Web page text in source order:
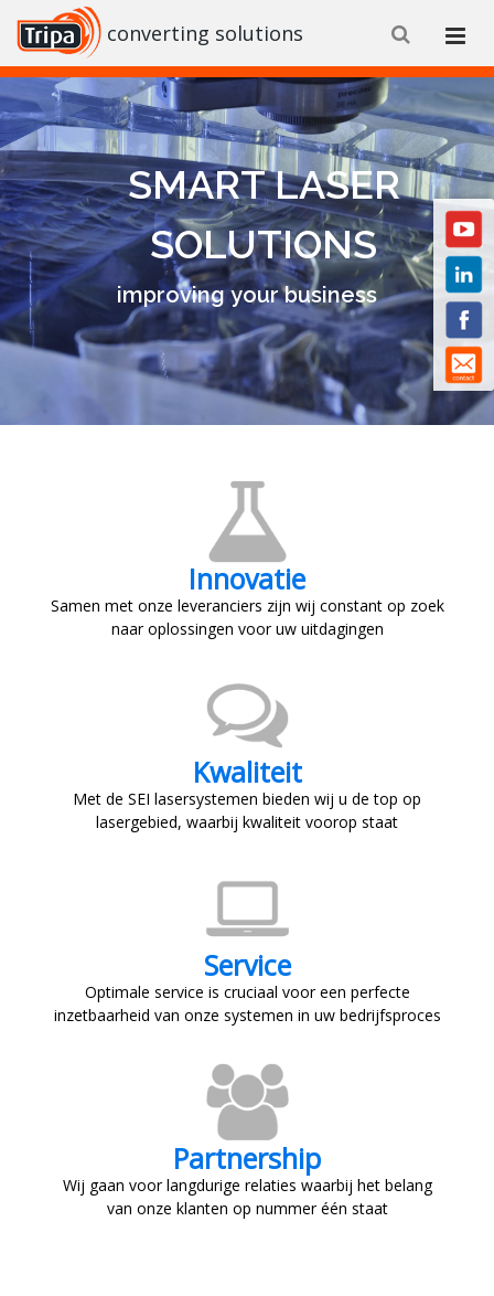
converting solutions
SMART LASER
SOLUTIONS
improving your business
Innovatie
Samen met onze leveranciers zijn wij constant op zoek
naar oplossingen voor uw uitdagingen
Kwaliteit
Met de SEI lasersystemen bieden wij u de top op
lasergebied, waarbij kwaliteit voorop staat
Service
Optimale service is cruciaal voor een perfecte
inzetbaarheid van onze systemen in uw bedrijfsproces
Partnership
Wij gaan voor langdurige relaties waarbij het belang
van onze klanten op nummer één staat